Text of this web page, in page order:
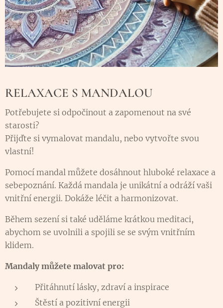
RELAXACE S MANDALOU
Potřebujete si odpočinout a zapomenout na své
starosti?
Přijďte si vymalovat mandalu, nebo vytvořte svou
vlastní!
Pomocí mandal můžete dosáhnout hluboké relaxace a
sebepoznání. Každá mandala je unikátní a odráží vaši
vnitřní energii. Dokáže léčit a harmonizovat.
Během sezení si také uděláme krátkou meditaci,
abychom se uvolnili a spojili se se svým vnitřním
klidem.
Mandaly můžete malovat pro:
Přitáhnutí lásky, zdraví a inspirace
Štěstí a pozitivní energii